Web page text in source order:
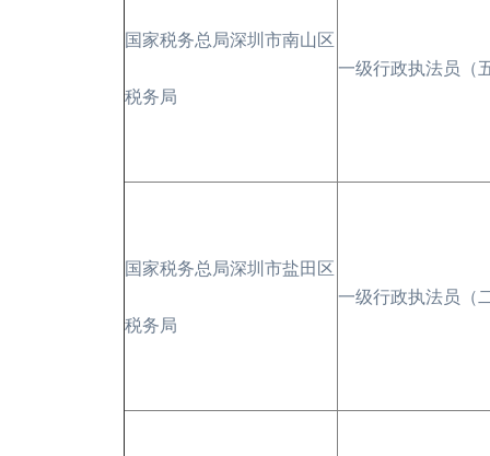
国家税务总局深圳市南山区
税务局
一级行政执法员（
国家税务总局深圳市盐田区
税务局
一级行政执法员（